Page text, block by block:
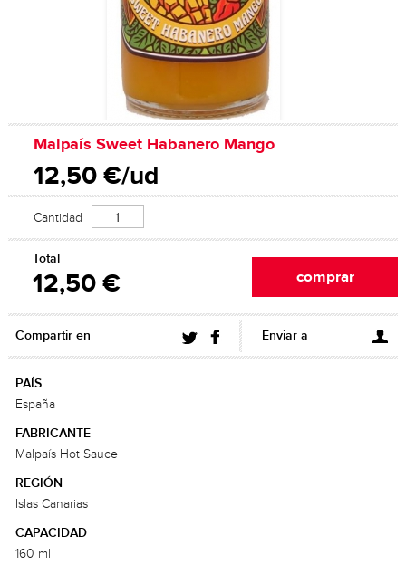
Malpaís Sweet Habanero Mango
12,50 €/ud
Cantidad
Total
12,50 €
Compartir en Enviar a
PAÍS
España
FABRICANTE
Malpaís Hot Sauce
REGIÓN
Islas Canarias
CAPACIDAD
160 ml